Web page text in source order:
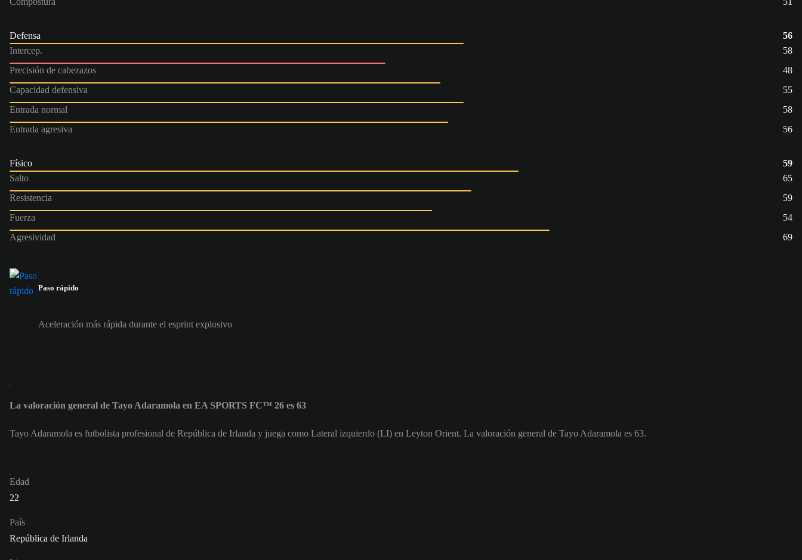
Defensa
56
Intercep.
58
Precisión de cabezazos
48
Capacidad defensiva
55
Entrada normal
58
Entrada agresiva
56
Físico
59
Salto
65
Resistencia
59
Fuerza
54
Agresividad
69
Paso rápido
Aceleración más rápida durante el esprint explosivo
La valoración general de Tayo Adaramola en EA SPORTS FC™ 26 es 63
Tayo Adaramola es futbolista profesional de República de Irlanda y juega como Lateral izquierdo (LI) en Leyton Orient. La valoración general de Tayo Adaramola es 63.
Edad
22
País
República de Irlanda